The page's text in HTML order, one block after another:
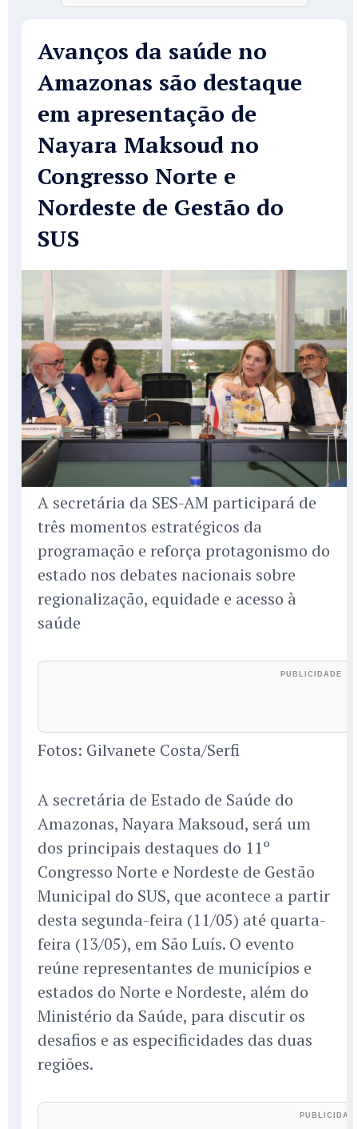
Avanços da saúde no
Amazonas são destaque
em apresentação de
Nayara Maksoud no
Congresso Norte e
Nordeste de Gestão do
SUS
A secretária da SES-AM participará de
três momentos estratégicos da
programação e reforça protagonismo do
estado nos debates nacionais sobre
regionalização, equidade e acesso à
saúde
Fotos: Gilvanete Costa/Serfi
A secretária de Estado de Saúde do
Amazonas, Nayara Maksoud, será um
dos principais destaques do 11º
Congresso Norte e Nordeste de Gestão
Municipal do SUS, que acontece a partir
desta segunda-feira (11/05) até quarta-
feira (13/05), em São Luís. O evento
reúne representantes de municípios e
estados do Norte e Nordeste, além do
Ministério da Saúde, para discutir os
desafios e as especificidades das duas
regiões.